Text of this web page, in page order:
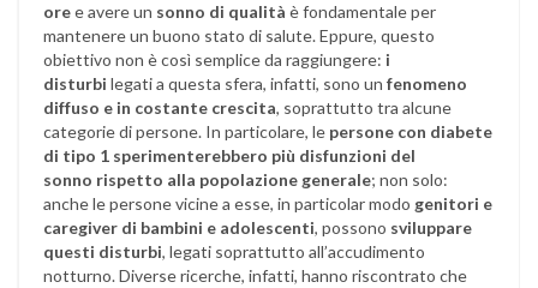
oree avere un sonno di qualità è fondamentale per
mantenere un buono stato di salute. Eppure, questo
obiettivo non è così semplice da raggiungere: i
disturbi legati a questa sfera, infatti, sono un fenomeno
diffuso e in costante crescita, soprattutto tra alcune
categorie di persone. In particolare, le persone con diabete
di tipo 1 sperimenterebbero più disfunzioni del
sonno rispetto alla popolazione generale; non solo:
anche le persone vicine a esse, in particolar modo genitori e
caregiver di bambini e adolescenti, possono sviluppare
questi disturbi, legati soprattutto all’accudimento
notturno. Diverse ricerche, infatti, hanno riscontrato che